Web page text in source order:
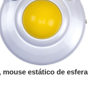
mouse estático de esfera